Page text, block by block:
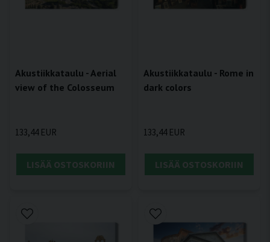
Akustiikkataulu - Aerial
view of the Colosseum
133,44 EUR
LISÄÄ OSTOSKORIIN
Akustiikkataulu - Rome in
dark colors
133,44 EUR
LISÄÄ OSTOSKORIIN